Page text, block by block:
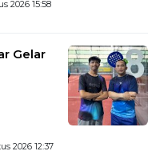
2026 15:58
Gelar
2026 12:37